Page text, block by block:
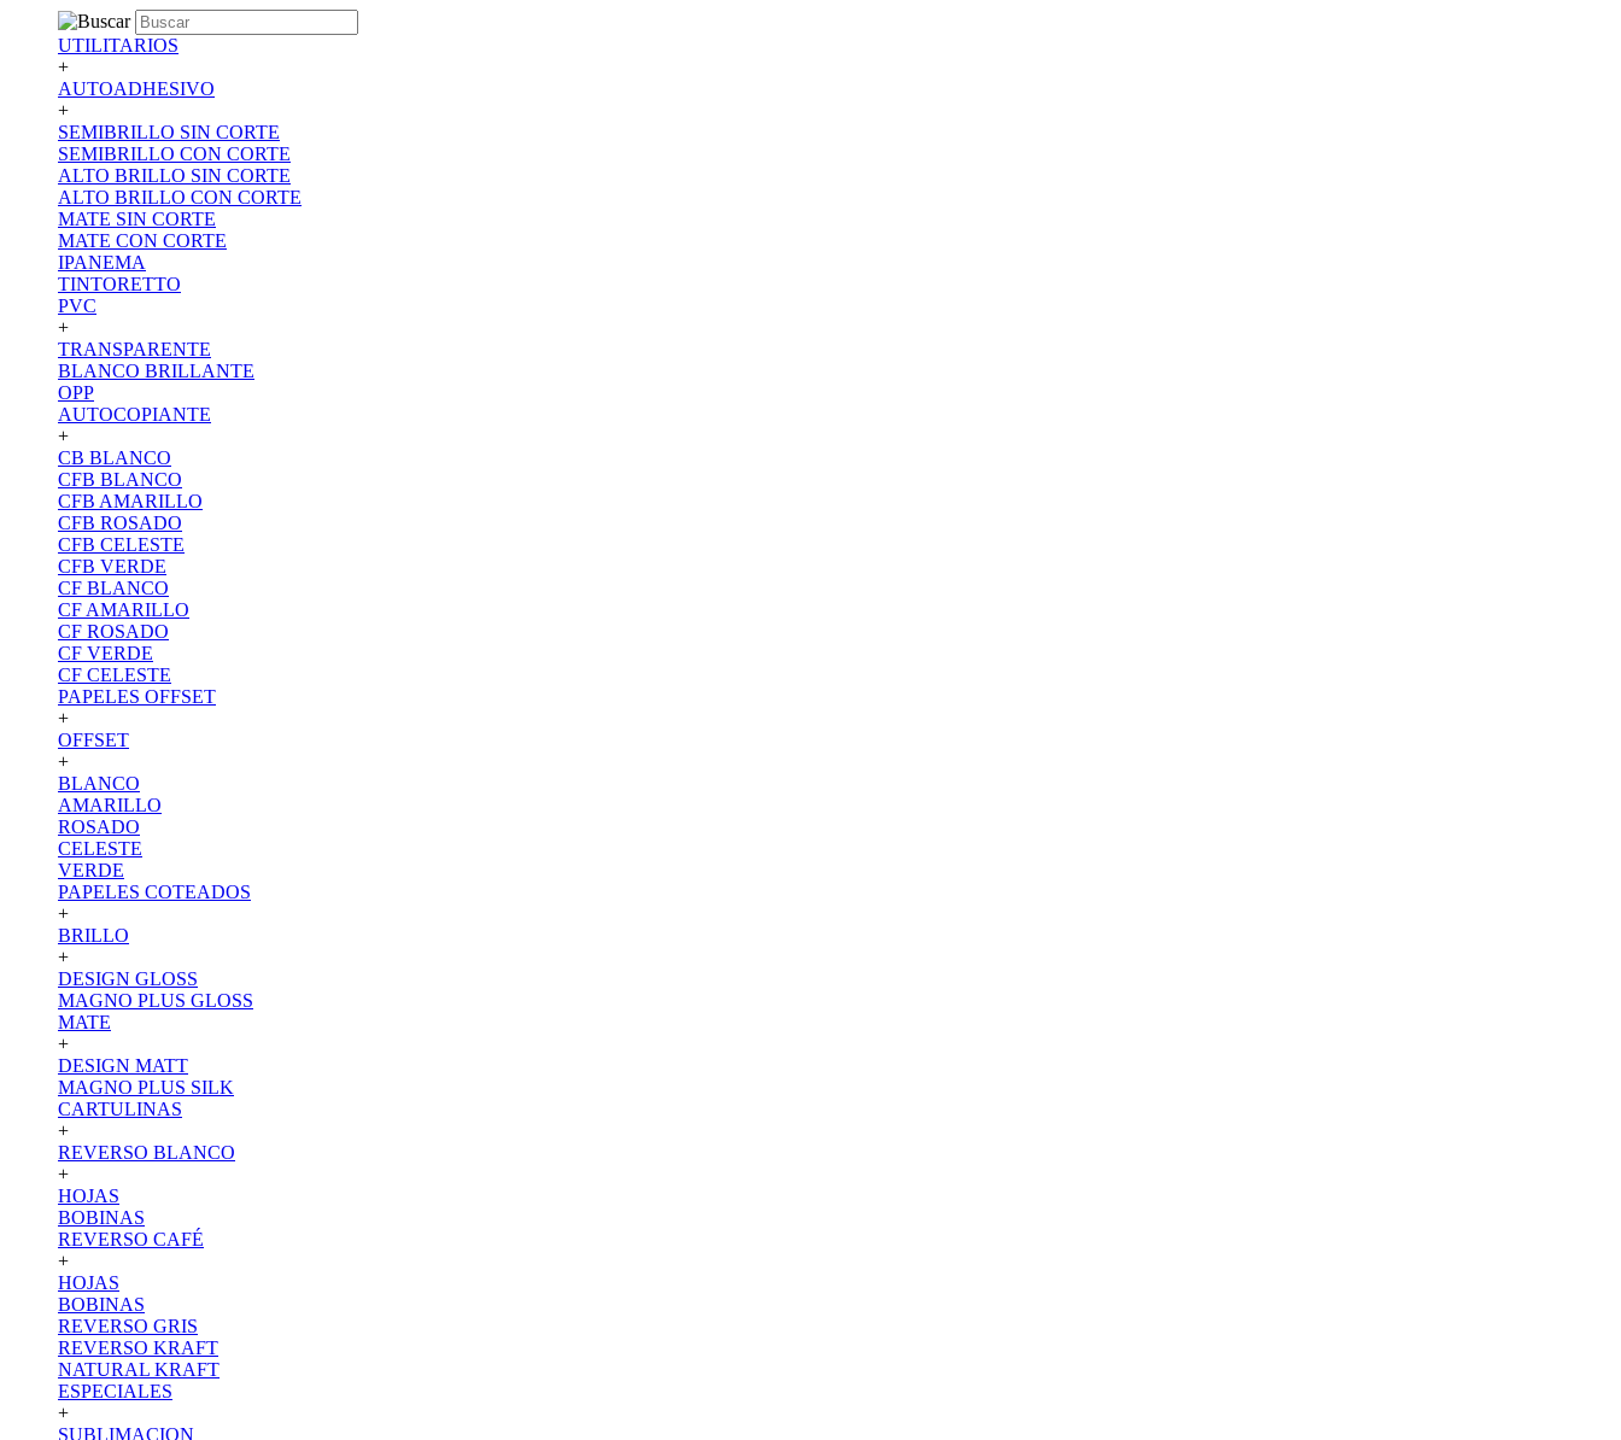
UTILITARIOS
+
AUTOADHESIVO
+
SEMIBRILLO SIN CORTE
SEMIBRILLO CON CORTE
ALTO BRILLO SIN CORTE
ALTO BRILLO CON CORTE
MATE SIN CORTE
MATE CON CORTE
IPANEMA
TINTORETTO
PVC
+
TRANSPARENTE
BLANCO BRILLANTE
OPP
AUTOCOPIANTE
+
CB BLANCO
CFB BLANCO
CFB AMARILLO
CFB ROSADO
CFB CELESTE
CFB VERDE
CF BLANCO
CF AMARILLO
CF ROSADO
CF VERDE
CF CELESTE
PAPELES OFFSET
+
OFFSET
+
BLANCO
AMARILLO
ROSADO
CELESTE
VERDE
PAPELES COTEADOS
+
BRILLO
+
DESIGN GLOSS
MAGNO PLUS GLOSS
MATE
+
DESIGN MATT
MAGNO PLUS SILK
CARTULINAS
+
REVERSO BLANCO
+
HOJAS
BOBINAS
REVERSO CAFÉ
+
HOJAS
BOBINAS
REVERSO GRIS
REVERSO KRAFT
NATURAL KRAFT
ESPECIALES
+
SUBLIMACION